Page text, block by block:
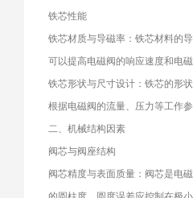
铁芯性能
铁芯材质与导磁率：铁芯材料的
可以提高电磁阀的响应速度和电
铁芯形状与尺寸设计：铁芯的形
根据电磁阀的流量、压力等工作
二、机械结构因素
阀芯与阀座结构
阀芯精度与表面质量：阀芯是电